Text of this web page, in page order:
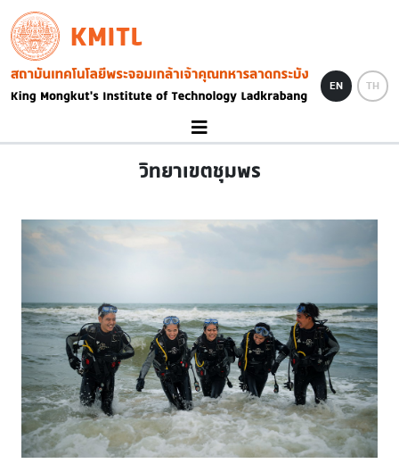
Skip to main content
KMITL
Image
EN TH
วิทยาเขตชุมพร